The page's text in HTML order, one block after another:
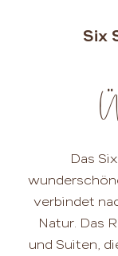
Six
Das
verbindet
Natur. Das
und Suiten,